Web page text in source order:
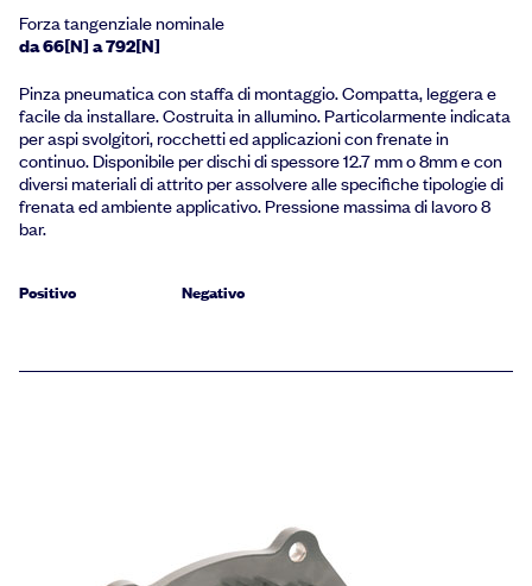
Forza tangenziale nominale
da 66[N] a 792[N]
Pinza pneumatica con staffa di montaggio. Compatta, leggera e
facile da installare. Costruita in allumino. Particolarmente indicata
per aspi svolgitori, rocchetti ed applicazioni con frenate in
continuo. Disponibile per dischi di spessore 12.7 mm o 8mm e con
diversi materiali di attrito per assolvere alle specifiche tipologie di
frenata ed ambiente applicativo. Pressione massima di lavoro 8
bar.
Positivo Negativo